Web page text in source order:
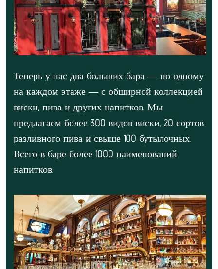
Теперь у нас два больших бара — по одному
на каждом этаже — с обширной коллекцией
виски, пива и других напитков. Мы
предлагаем более 300 видов виски, 20 сортов
разливного пива и свыше 100 бутылочных.
Всего в баре более 1000 наименований
напитков.